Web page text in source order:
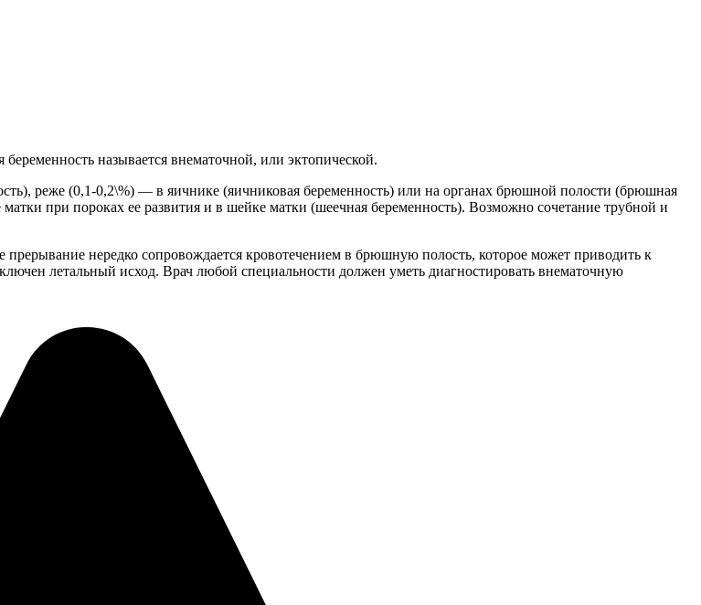
называется внематочной, или эктопической.
реже (0,1-0,2\%) — в яичнике (яичниковая беременность) или на органах брюшной полости (брюшная
при пороках ее развития и в шейке матки (шеечная беременность). Возможно сочетание трубной и
нередко сопровождается кровотечением в брюшную полость, которое может приводить к
летальный исход. Врач любой специальности должен уметь диагностировать внематочную